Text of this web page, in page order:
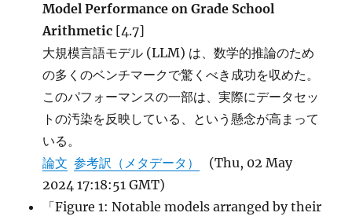
Model Performance on Grade School
Arithmetic [4.7]
大規模言語モデル (LLM) は、数学的推論のため
の多くのベンチマークで驚くべき成功を収めた。
このパフォーマンスの一部は、実際にデータセッ
トの汚染を反映している、という懸念が高まって
いる。
論文 参考訳（メタデータ）
(Thu, 02 May
2024 17:18:51 GMT)
「Figure 1: Notable models arranged by their